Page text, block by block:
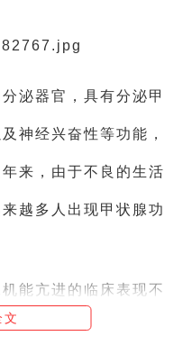
器官，具有分泌甲
神经兴奋性等功能，
来，由于不良的生活
越多人出现甲状腺功
能亢进的临床表现不
现低热、心悸、疲
文